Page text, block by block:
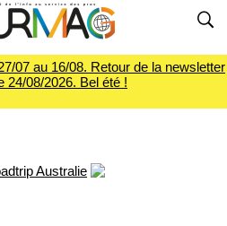
07 au 16/08. Retour de la newsletter
24/08/2026. Bel été !